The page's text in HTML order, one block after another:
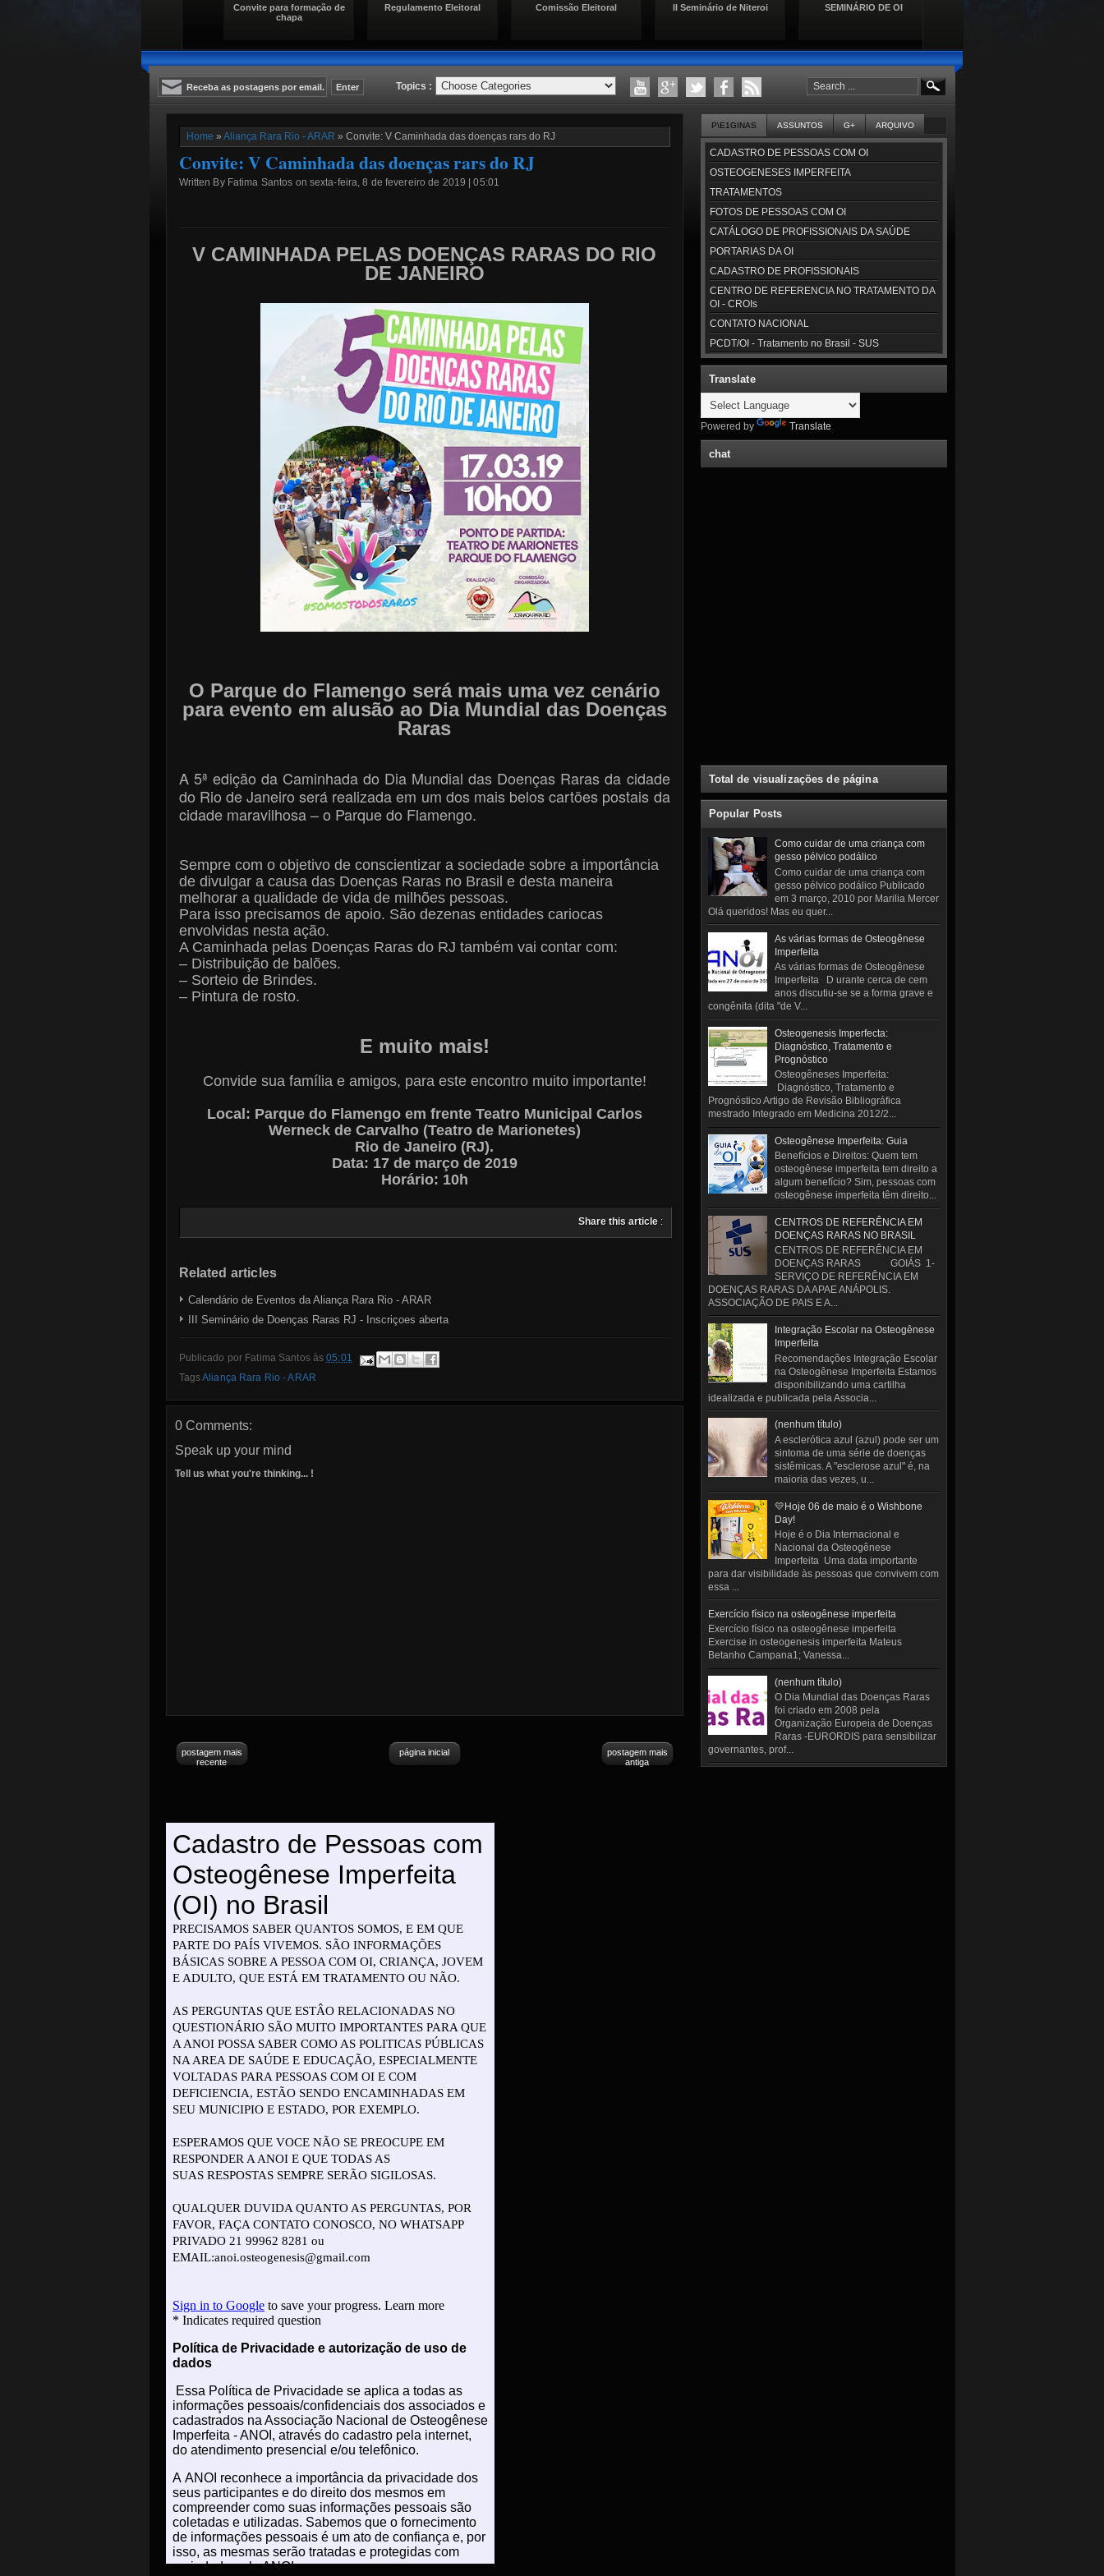
Convite para formação de
chapa
Regulamento Eleitoral Comissão Eleitoral II Seminário de Niteroi SEMINÁRIO DE OI
Topics :
Home » Aliança Rara Rio - ARAR » Convite: V Caminhada das doenças rars do RJ
Convite: V Caminhada das doenças rars do RJ
Written By Fatima Santos on sexta-feira, 8 de fevereiro de 2019 | 05:01
V CAMINHADA PELAS DOENÇAS RARAS DO RIO
DE JANEIRO
O Parque do Flamengo será mais uma vez cenário
para evento em alusão ao Dia Mundial das Doenças
Raras
A 5ª edição da Caminhada do Dia Mundial das Doenças Raras da cidade
do Rio de Janeiro será realizada em um dos mais belos cartões postais da
cidade maravilhosa – o Parque do Flamengo.
Sempre com o objetivo de conscientizar a sociedade sobre a importância
de divulgar a causa das Doenças Raras no Brasil e desta maneira
melhorar a qualidade de vida de milhões pessoas.
Para isso precisamos de apoio. São dezenas entidades cariocas
envolvidas nesta ação.
A Caminhada pelas Doenças Raras do RJ também vai contar com:
– Distribuição de balões.
– Sorteio de Brindes.
– Pintura de rosto.
E muito mais!
Convide sua família e amigos, para este encontro muito importante!
Local: Parque do Flamengo em frente Teatro Municipal Carlos
Werneck de Carvalho (Teatro de Marionetes)
Rio de Janeiro (RJ).
Data: 17 de março de 2019
Horário: 10h
Share this article:
Related articles
Calendário de Eventos da Aliança Rara Rio - ARAR
III Seminário de Doenças Raras RJ - Inscriçoes aberta
Publicado por Fatima Santos às05:01
TagsAliança Rara Rio - ARAR
0 Comments:
Speak up your mind
Tell us what you're thinking... !
postagem mais
recente
postagem mais
antiga
página inicial
P\E1GINAS ASSUNTOS G+ ARQUIVO
CADASTRO DE PESSOAS COM OI
OSTEOGENESES IMPERFEITA
TRATAMENTOS
FOTOS DE PESSOAS COM OI
CATÁLOGO DE PROFISSIONAIS DA SAÚDE
PORTARIAS DA OI
CADASTRO DE PROFISSIONAIS
CENTRO DE REFERENCIA NO TRATAMENTO DA
OI - CROIs
CONTATO NACIONAL
PCDT/OI - Tratamento no Brasil - SUS
Translate
Powered by Translate
chat
Total de visualizações de página
Popular Posts
Como cuidar de uma criança com
gesso pélvico podálico
Como cuidar de uma criança com
gesso pélvico podálico Publicado
em 3 março, 2010 por Marilia Mercer
Olá queridos! Mas eu quer...
As várias formas de Osteogênese
Imperfeita
As várias formas de Osteogênese
Imperfeita D urante cerca de cem
anos discutiu-se se a forma grave e
congênita (dita "de V...
Osteogenesis Imperfecta:
Diagnóstico, Tratamento e
Prognóstico
Osteogêneses Imperfeita:
Diagnóstico, Tratamento e
Prognóstico Artigo de Revisão Bibliográfica
mestrado Integrado em Medicina 2012/2...
Osteogênese Imperfeita: Guia
Benefícios e Direitos: Quem tem
osteogênese imperfeita tem direito a
algum benefício? Sim, pessoas com
osteogênese imperfeita têm direito...
CENTROS DE REFERÊNCIA EM
DOENÇAS RARAS NO BRASIL
CENTROS DE REFERÊNCIA EM
DOENÇAS RARAS GOIÁS 1-
SERVIÇO DE REFERÊNCIA EM
DOENÇAS RARAS DA APAE ANÁPOLIS.
ASSOCIAÇÃO DE PAIS E A...
Integração Escolar na Osteogênese
Imperfeita
Recomendações Integração Escolar
na Osteogênese Imperfeita Estamos
disponibilizando uma cartilha
idealizada e publicada pela Associa...
(nenhum título)
A esclerótica azul (azul) pode ser um
sintoma de uma série de doenças
sistêmicas. A "esclerose azul" é, na
maioria das vezes, u...
💛Hoje 06 de maio é o Wishbone
Day!
Hoje é o Dia Internacional e
Nacional da Osteogênese
Imperfeita Uma data importante
para dar visibilidade às pessoas que convivem com
essa ...
Exercício físico na osteogênese imperfeita
Exercício físico na osteogênese imperfeita
Exercise in osteogenesis imperfeita Mateus
Betanho Campana1; Vanessa...
(nenhum título)
O Dia Mundial das Doenças Raras
foi criado em 2008 pela
Organização Europeia de Doenças
Raras -EURORDIS para sensibilizar
governantes, prof...